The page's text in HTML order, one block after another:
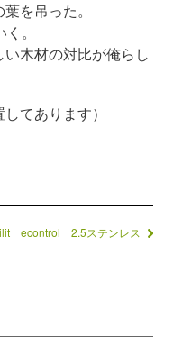
を吊った。
。
木材の対比が俺らし
てあります）
econtrol 2.5ステンレス